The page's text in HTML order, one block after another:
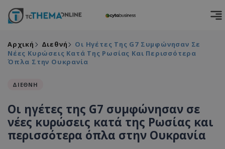
Αρχική Διεθνή
Οι Ηγέτες Της G7 Συμφώνησαν Σε
Νέες Κυρώσεις Κατά Της Ρωσίας Και Περισσότερα
Όπλα Στην Ουκρανία
ΔΙΕΘΝΗ
Οι ηγέτες της G7 συμφώνησαν σε
νέες κυρώσεις κατά της Ρωσίας και
περισσότερα όπλα στην Ουκρανία